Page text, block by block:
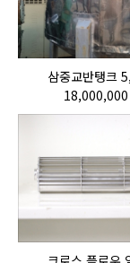
삼중교반탱크
18,000,000